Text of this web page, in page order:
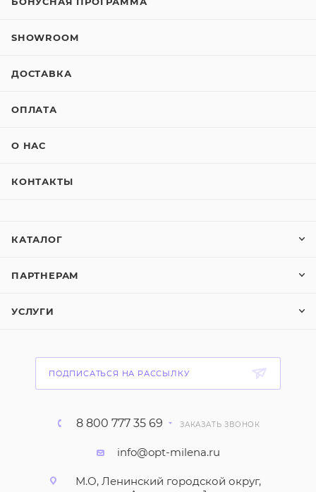
SHOWROOM
ДОСТАВКА
ОПЛАТА
О НАС
КОНТАКТЫ
КАТАЛОГ
ПАРТНЕРАМ
УСЛУГИ
ПОДПИСАТЬСЯ НА РАССЫЛКУ
8 800 777 35 69 ЗАКАЗАТЬ ЗВОНОК
info@opt-milena.ru
М.О, Ленинский городской округ,